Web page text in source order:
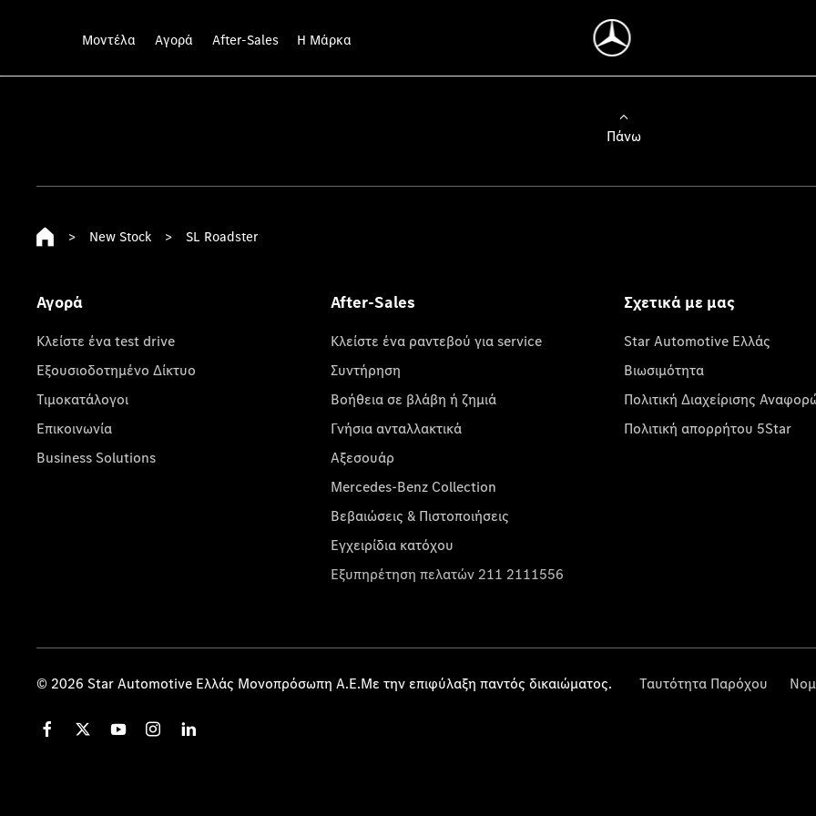
Μοντέλα Αγορά After-Sales Η Μάρκα
Πάνω
> New Stock > SL Roadster
Αγορά
Κλείστε ένα test drive
Εξουσιοδοτημένο Δίκτυο
Τιμοκατάλογοι
Επικοινωνία
Business Solutions
After-Sales
Κλείστε ένα ραντεβού για service
Συντήρηση
Βοήθεια σε βλάβη ή ζημιά
Γνήσια ανταλλακτικά
Αξεσουάρ
Mercedes-Benz Collection
Βεβαιώσεις & Πιστοποιήσεις
Εγχειρίδια κατόχου
Εξυπηρέτηση πελατών 211 2111556
Σχετικά με μας
Star Automotive Ελλάς
Βιωσιμότητα
Πολιτική Διαχείρισης
Πολιτική απορρήτου 5Star
© 2026 Star Automotive Ελλάς Μονοπρόσωπη Α.Ε.Με την επιφύλαξη παντός δικαιώματος. Ταυτότητα Παρόχου